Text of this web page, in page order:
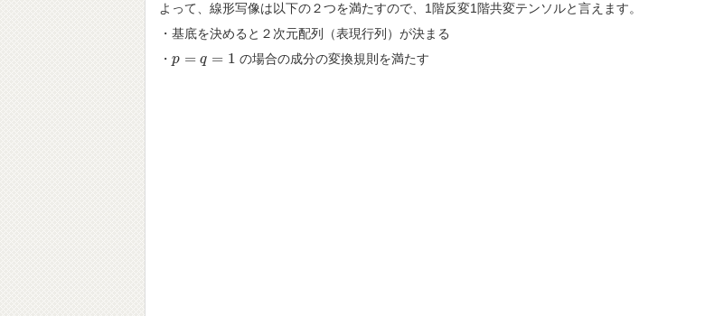
よって、線形写像は以下の２つを満たすので、1階反変1階共変テンソルと言えます。
・基底を決めると２次元配列（表現行列）が決まる
・ p = q = 1
p=q=1 の場合の成分の変換規則を満たす